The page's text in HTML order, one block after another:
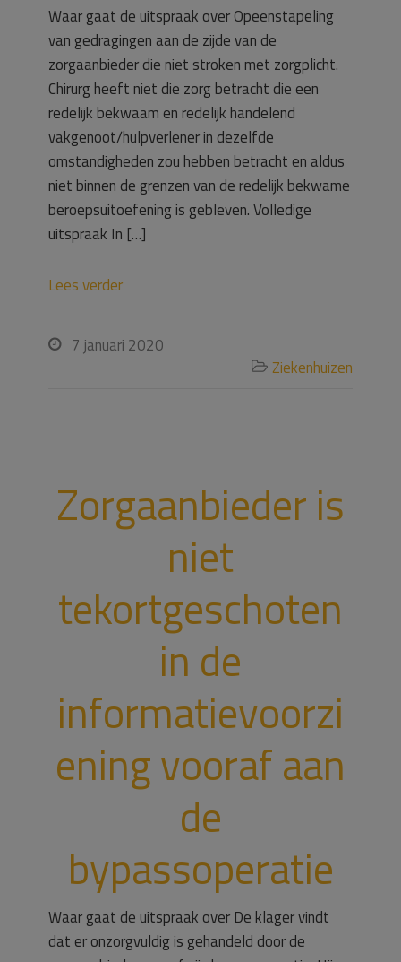
Waar gaat de uitspraak over Opeenstapeling
van gedragingen aan de zijde van de
zorgaanbieder die niet stroken met zorgplicht.
Chirurg heeft niet die zorg betracht die een
redelijk bekwaam en redelijk handelend
vakgenoot/hulpverlener in dezelfde
omstandigheden zou hebben betracht en aldus
niet binnen de grenzen van de redelijk bekwame
beroepsuitoefening is gebleven. Volledige
uitspraak In […]
Lees verder
 7 januari 2020
 Ziekenhuizen
Zorgaanbieder is
niet
tekortgeschoten
in de
informatievoorzi
ening vooraf aan
de
bypassoperatie
Waar gaat de uitspraak over De klager vindt
dat er onzorgvuldig is gehandeld door de